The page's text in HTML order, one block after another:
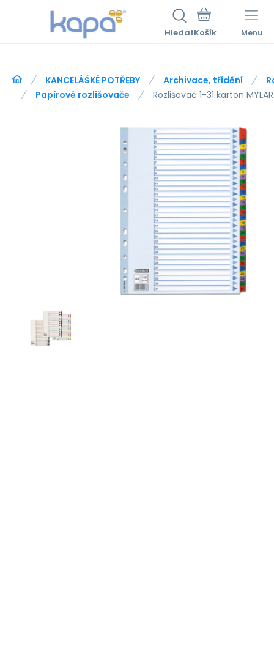
Hledat Menu
KANCELÁŠKÉ POTŘEBY Archivace, třídění
Papírové rozlišovače
Rozlišovač 1-31 karton